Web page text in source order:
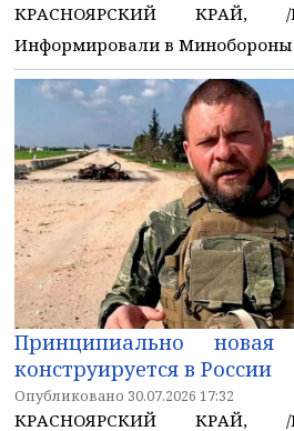
КРАСНОЯРСКИЙ КРАЙ, /
Информировали в Минобороны
Принципиально
конструируется в России
Опубликовано 30.07.2026 17:32
КРАСНОЯРСКИЙ КРАЙ, /